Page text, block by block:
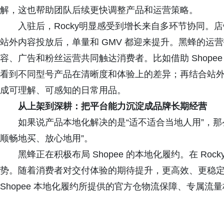
解，这也帮助团队后续更快调整产品和运营策略。
入驻后，Rocky明显感受到增长来自多环节协同。店
站外内容投放后，单量和 GMV 都迎来提升。黑蜂的运
容、广告和粉丝运营共同触达消费者。比如借助
看到不同型号产品在清晰度和体验上的差异；再结合站
成可理解、可感知的日常用品。
从上架到深耕：把平台能力沉淀成品牌长期经营
如果说产品本地化解决的是“适不适合当地人用”，那
顺畅地买、放心地用”。
黑蜂正在积极布局 Shopee 的本地化履约。在
势。随着消费者对交付体验的期待提升，更高效、更稳
Shopee 本地化履约所提供的官方仓物流保障、专属流